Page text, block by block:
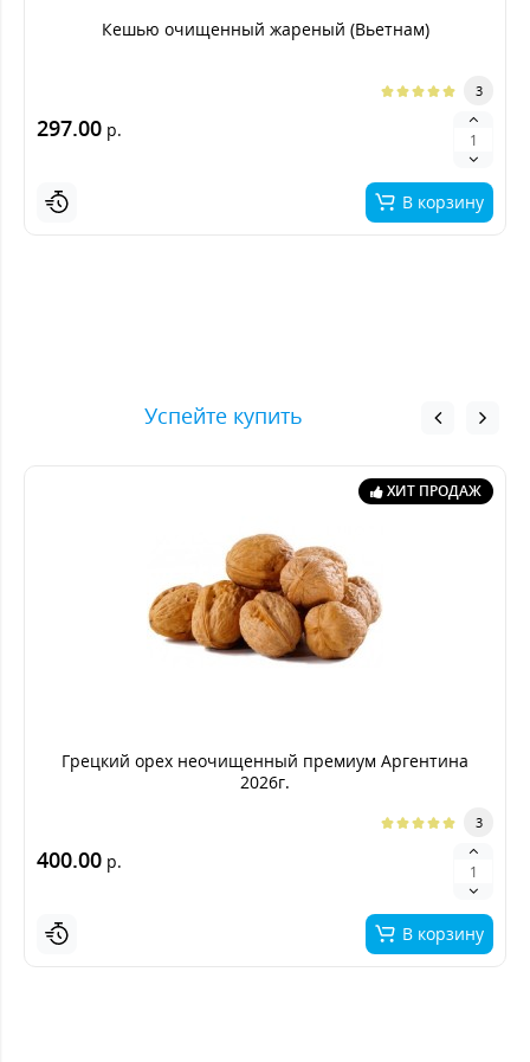
Кешью очищенный жареный (Вьетнам)
3
297.00 р.
В корзину
Успейте купить
ХИТ ПРОДАЖ
Грецкий орех неочищенный премиум Аргентина
2026г.
3
400.00 р.
В корзину